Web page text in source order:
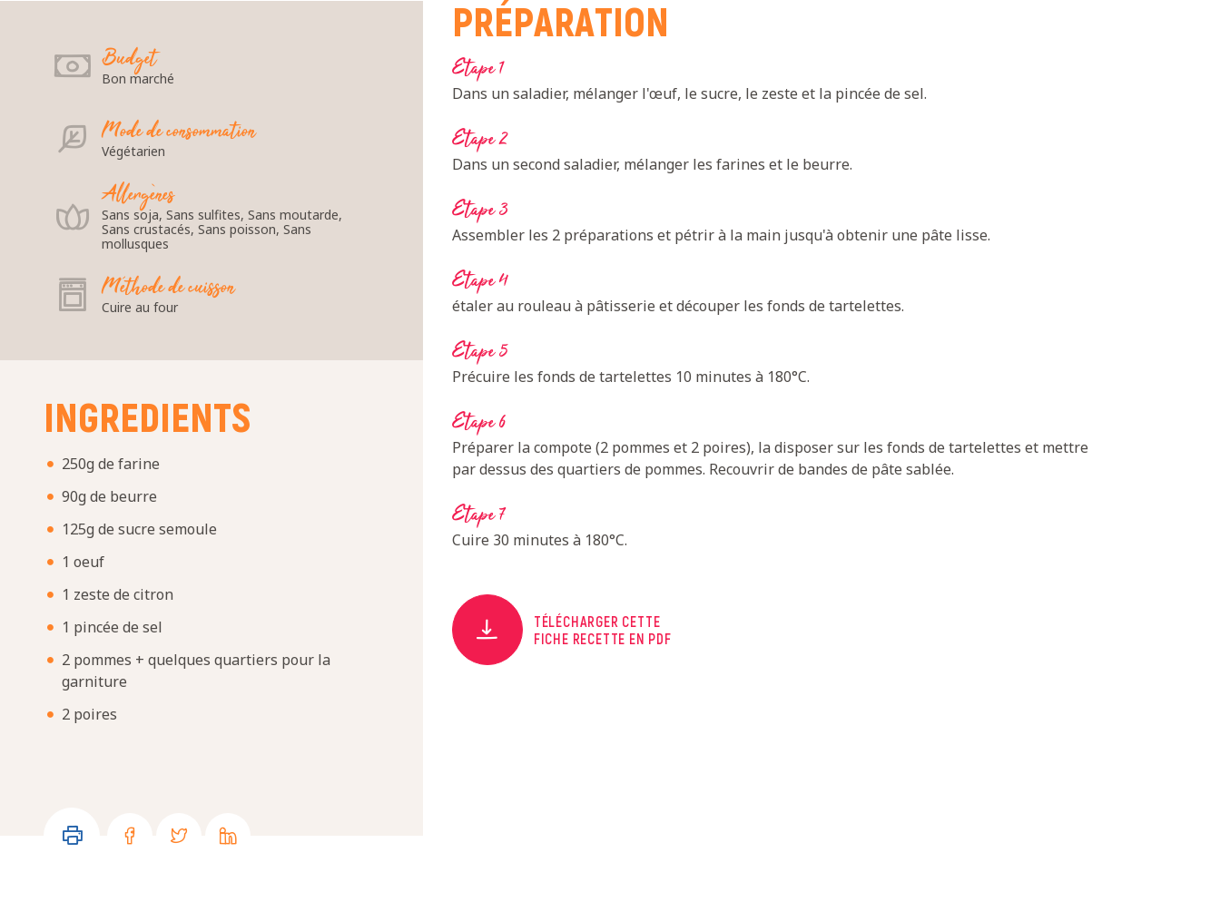
Budget
Bon marché
Mode de consommation
Végétarien
Allergènes
Sans soja, Sans sulfites, Sans moutarde,
Sans crustacés, Sans poisson, Sans
mollusques
Méthode de cuisson
Cuire au four
INGREDIENTS
250g de farine
90g de beurre
125g de sucre semoule
1 oeuf
1 zeste de citron
1 pincée de sel
2 pommes + quelques quartiers pour la
garniture
2 poires
PRÉPARATION
Etape 1
Dans un saladier, mélanger l'œuf, le sucre, le zeste et la pincée de sel.
Etape 2
Dans un second saladier, mélanger les farines et le beurre.
Etape 3
Assembler les 2 préparations et pétrir à la main jusqu'à obtenir une pâte lisse.
Etape 4
étaler au rouleau à pâtisserie et découper les fonds de tartelettes.
Etape 5
Précuire les fonds de tartelettes 10 minutes à 180°C.
Etape 6
Préparer la compote (2 pommes et 2 poires), la disposer sur les fonds de tartelettes et mettre
par dessus des quartiers de pommes. Recouvrir de bandes de pâte sablée.
Etape 7
Cuire 30 minutes à 180°C.
TÉLÉCHARGER CETTE
FICHE RECETTE EN PDF